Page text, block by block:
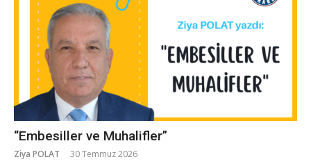
“Embesiller ve Muhalifler”
Ziya POLAT 30 Temmuz 2026